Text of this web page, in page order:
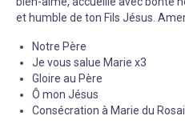
et humble de ton Fils Jésus.
Notre Père
Je vous salue Marie x3
Gloire au Père
Ô mon Jésus
Consécration à Marie du